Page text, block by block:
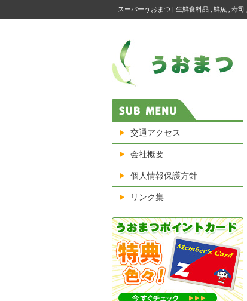
スーパーうおまつ | 生鮮食料品 , 鮮魚 , 寿司
交通アクセス
会社概要
個人情報保護方針
リンク集